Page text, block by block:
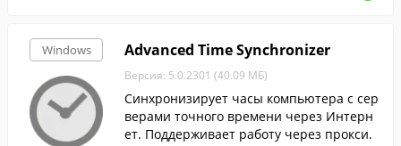
Windows Advanced Time Synchronizer
Версия: 5.0.2301 (40.09 МБ)
Синхронизирует часы компьютера с сер
верами точного времени через Интерн
ет. Поддерживает работу через прокси.